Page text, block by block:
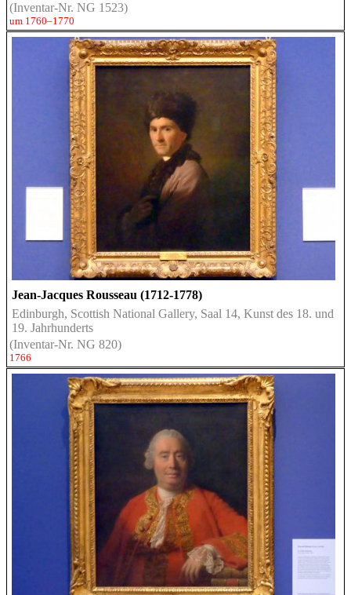
(Inventar-Nr. NG 1523)
um 1760–1770
Jean-Jacques Rousseau (1712-1778)
Edinburgh, Scottish National Gallery, Saal 14, Kunst des 18. und
19. Jahrhunderts
(Inventar-Nr. NG 820)
1766